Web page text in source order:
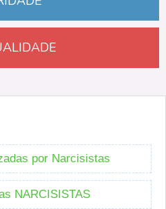
por Narcisistas
NARCISISTAS